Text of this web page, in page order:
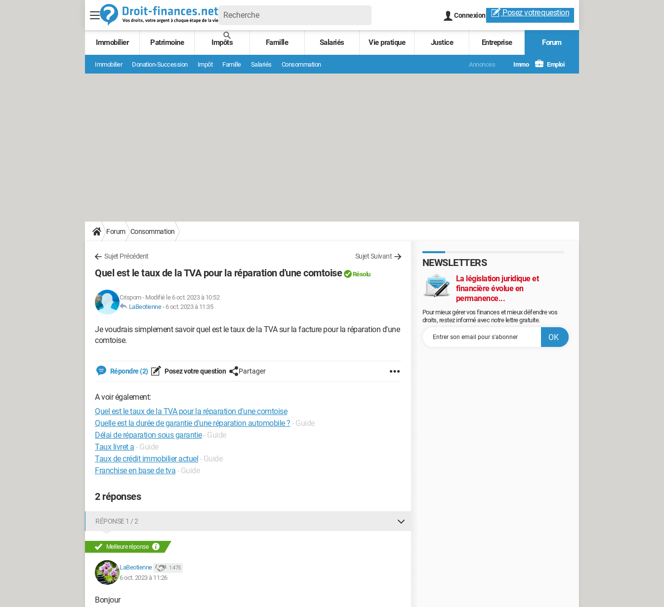
Connexion Posez votrequestion
Immobilier Patrimoine Impôts Famille Salariés Vie pratique Justice Entreprise Forum
Immobilier Donation-Succession Impôt Famille Salariés Consommation Annonces Immo Emploi
Forum Consommation
Sujet Précédent Sujet Suivant
Quel est le taux de la TVA pour la réparation d'une comtoise Résolu
Crispom- Modifié le 6 oct. 2023 à 10:52
LaBeotienne- 6 oct. 2023 à 11:35
Je voudrais simplement savoir quel est le taux de la TVA sur la facture pour la réparation d'une
comtoise.
Répondre (2) Posez votre question Partager
A voir également:
Quel est le taux de la TVA pour la réparation d'une comtoise
Quelle est la durée de garantie d'une réparation automobile ? - Guide
Délai de réparation sous garantie- Guide
Taux livret a - Guide
Taux de crédit immobilier actuel - Guide
Franchise en base de tva - Guide
2 réponses
RÉPONSE 1 / 2
Meilleure réponse
LaBeotienne 1 475
6 oct. 2023 à 11:26
Bonjour
NEWSLETTERS
La législation juridique et
financière évolue en
permanence...
Pour mieux gérer vos finances et mieux défendre vos
droits, restez informé avec notre lettre gratuite.